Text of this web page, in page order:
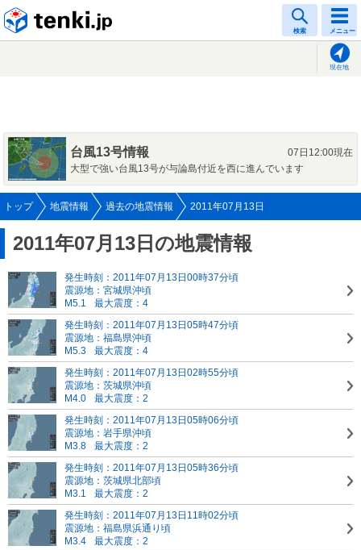
検索 メニュー
現在地
台風13号情報
07日12:00現在
大型で強い台風13号が与論島付近を西に進んでいます
トップ 地震情報 過去の地震情報 2011年07月13日
2011年07月13日の地震情報
発生時刻：2011年07月13日00時37分頃
震源地：宮城県沖頃
M5.1
最大震度：4
発生時刻：2011年07月13日05時47分頃
震源地：福島県沖頃
M5.3
最大震度：4
発生時刻：2011年07月13日02時55分頃
震源地：茨城県沖頃
M4.0
最大震度：2
発生時刻：2011年07月13日05時06分頃
震源地：岩手県沖頃
M3.8
最大震度：2
発生時刻：2011年07月13日05時36分頃
震源地：茨城県北部頃
M3.1
最大震度：2
発生時刻：2011年07月13日11時02分頃
震源地：福島県浜通り頃
M3.4
最大震度：2